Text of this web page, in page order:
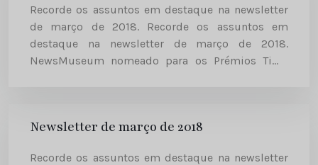
Recorde os assuntos em destaque na newsletter
de março de 2018. Recorde os assuntos em
destaque na newsletter de março de 2018.
NewsMuseum nomeado para os Prémios Time
Newsletter de março de 2018
Recorde os assuntos em destaque na newsletter